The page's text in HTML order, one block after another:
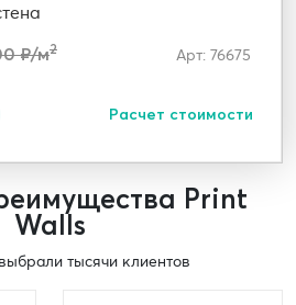
₽/м2 Арт: 76675
Расчет стоимости
Print
Walls
тысячи клиентов